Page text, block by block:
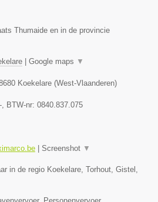
Thumaide en in de provincie
| Google maps ▼
Koekelare (West-Vlaanderen)
- , BTW-nr: 0840.837.075
| Screenshot ▼
in de regio Koekelare, Torhout, Gistel,
Personenvervoer